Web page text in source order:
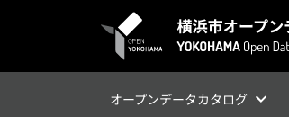
オープンデータカタログ